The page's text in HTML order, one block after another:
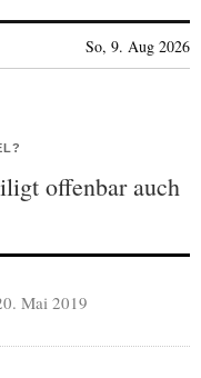
So, 9. Aug 2026
offenbar auch
Mai 2019